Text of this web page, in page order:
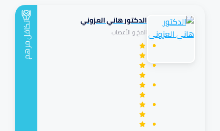
الدكتور هاني العزوني
المخ و الأعصاب تكافل
مرهم